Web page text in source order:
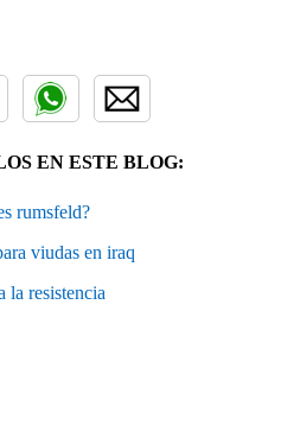
EN ESTE BLOG:
rumsfeld?
viudas en iraq
la resistencia